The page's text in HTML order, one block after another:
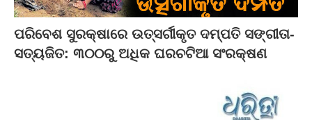
ପରିବେଶ ସୁରକ୍ଷାରେ ଉତ୍ସର୍ଗୀକୃତ ଦମ୍ପତି ସଙ୍ଗୀତା-
ସତ୍ୟଜିତ: ୩୦୦ରୁ ଅଧିକ ଘରଚଟିଆ ସଂରକ୍ଷଣ